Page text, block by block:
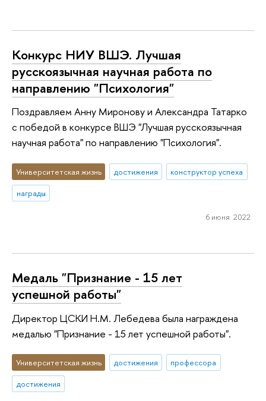
Конкурс НИУ ВШЭ. Лучшая
русскоязычная научная работа по
направлению "Психология"
Поздравляем Анну Миронову и Александра Татарко
с победой в конкурсе ВШЭ "Лучшая русскоязычная
научная работа" по направлению "Психология".
Университетская жизнь достижения
конструктор успеха
награды
6 июня 2022
Медаль "Признание - 15 лет
успешной работы"
Директор ЦСКИ Н.М. Лебедева была награждена
медалью "Признание - 15 лет успешной работы".
Университетская жизнь достижения
профессора
достижения